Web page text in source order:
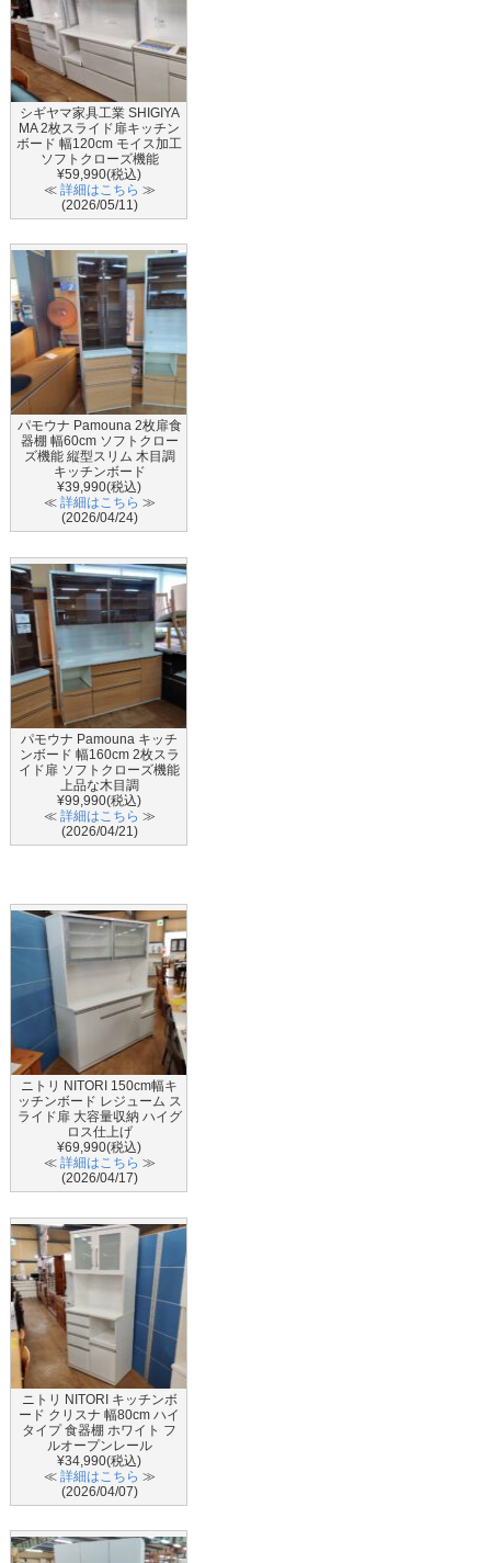
シギヤマ家具工業 SHIGIYA
MA 2枚スライド扉キッチン
ボード 幅120cm モイス加工
ソフトクローズ機能
¥59,990(税込)
≪ 詳細はこちら ≫
(2026/05/11)
パモウナ Pamouna 2枚扉食
器棚 幅60cm ソフトクロー
ズ機能 縦型スリム 木目調
キッチンボード
¥39,990(税込)
≪ 詳細はこちら ≫
(2026/04/24)
パモウナ Pamouna キッチ
ンボード 幅160cm 2枚スラ
イド扉 ソフトクローズ機能
上品な木目調
¥99,990(税込)
≪ 詳細はこちら ≫
(2026/04/21)
ニトリ NITORI 150cm幅キ
ッチンボード レジューム ス
ライド扉 大容量収納 ハイグ
ロス仕上げ
¥69,990(税込)
≪ 詳細はこちら ≫
(2026/04/17)
ニトリ NITORI キッチンボ
ード クリスナ 幅80cm ハイ
タイプ 食器棚 ホワイト フ
ルオープンレール
¥34,990(税込)
≪ 詳細はこちら ≫
(2026/04/07)